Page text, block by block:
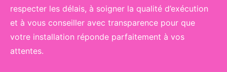
respecter les délais, à soigner la qualité d’exécution
et à vous conseiller avec transparence pour que
votre installation réponde parfaitement à vos
attentes.